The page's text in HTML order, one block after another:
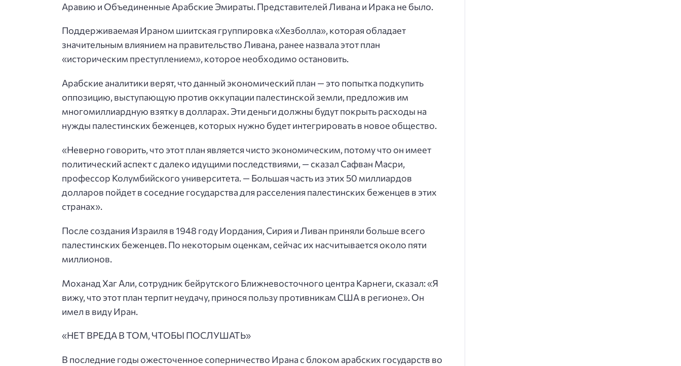
Аравию и Объединенные Арабские Эмираты. Представителей Ливана и Ирака не было.
Поддерживаемая Ираном шиитская группировка «Хезболла», которая обладает
значительным влиянием на правительство Ливана, ранее назвала этот план
«историческим преступлением», которое необходимо остановить.
Арабские аналитики верят, что данный экономический план — это попытка подкупить
оппозицию, выступающую против оккупации палестинской земли, предложив им
многомиллиардную взятку в долларах. Эти деньги должны будут покрыть расходы на
нужды палестинских беженцев, которых нужно будет интегрировать в новое общество.
«Неверно говорить, что этот план является чисто экономическим, потому что он имеет
политический аспект с далеко идущими последствиями, — сказал Сафван Масри,
профессор Колумбийского университета. — Большая часть из этих 50 миллиардов
долларов пойдет в соседние государства для расселения палестинских беженцев в этих
странах».
После создания Израиля в 1948 году Иордания, Сирия и Ливан приняли больше всего
палестинских беженцев. По некоторым оценкам, сейчас их насчитывается около пяти
миллионов.
Моханад Хаг Али, сотрудник бейрутского Ближневосточного центра Карнеги, сказал: «Я
вижу, что этот план терпит неудачу, принося пользу противникам США в регионе». Он
имел в виду Иран.
«НЕТ ВРЕДА В ТОМ, ЧТОБЫ ПОСЛУШАТЬ»
В последние годы ожесточенное соперничество Ирана с блоком арабских государств во